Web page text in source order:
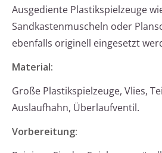
Ausgediente Plastikspielzeuge
Sandkastenmuscheln oder
ebenfalls originell eingesetzt
Material:
Große Plastikspielzeuge, Vlies,
Auslaufhahn, Überlaufventil.
Vorbereitung: